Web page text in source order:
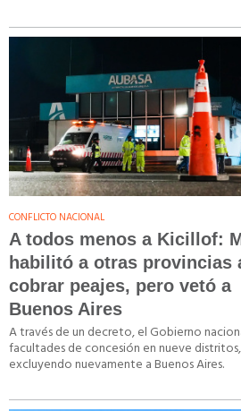
CONFLICTO NACIONAL
A todos menos a Kicillof:
habilitó a otras provincias
cobrar peajes, pero vetó a
Buenos Aires
A través de un decreto, el Gobierno
facultades de concesión en nueve distritos,
excluyendo nuevamente a Buenos Aires.